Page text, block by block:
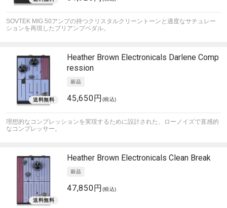
SOVTEK MIG 50アンプの持つクリスタルクリーントーンと適度なサチュレー
ションを再現したプリアンプペダル。
Heather Brown Electronicals Darlene Comp
ression
45,650円 (税込)
理想的なコンプレッションを実現するために設計された、ローノイズで直感的
なコンプレッサー。
Heather Brown Electronicals Clean Break
47,850円 (税込)